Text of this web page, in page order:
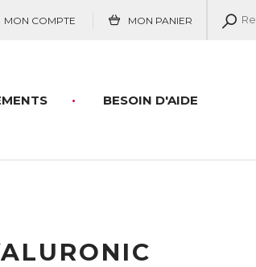
MON COMPTE MON PANIER
BESOIN D'AIDE